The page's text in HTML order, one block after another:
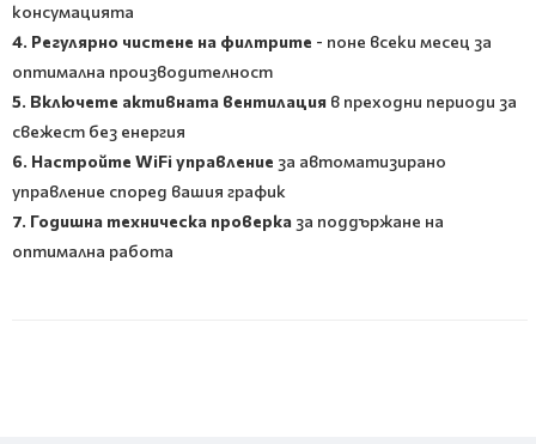
консумацията
4. Регулярно чистене на филтрите - поне всеки месец за
оптимална производителност
5. Включете активната вентилация в преходни периоди за
свежест без енергия
6. Настройте WiFi управление за автоматизирано
управление според вашия график
7. Годишна техническа проверка за поддържане на
оптимална работа